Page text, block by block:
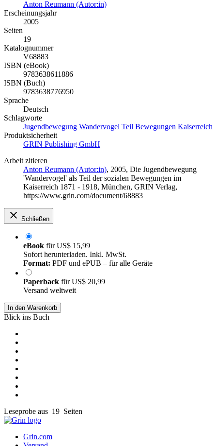
Anton Reumann (Autor:in)
Erscheinungsjahr
2005
Seiten
19
Katalognummer
V68883
ISBN (eBook)
9783638611886
ISBN (Buch)
9783638776950
Sprache
Deutsch
Schlagworte
Jugendbewegung Wandervogel Teil Bewegungen Kaiserreich
Produktsicherheit
GRIN Publishing GmbH
Arbeit zitieren
Anton Reumann (Autor:in), 2005, Die Jugendbewegung
'Wandervogel' als Teil der sozialen Bewegungen im
Kaiserreich 1871 - 1918, München, GRIN Verlag,
https://www.grin.com/document/68883
Schließen
eBook fürUS$ 15,99
Sofort herunterladen. Inkl. MwSt.
Format: PDF und ePUB – für alle Geräte
Paperback fürUS$ 20,99
Versand weltweit
In den Warenkorb
Blick ins Buch
Leseprobe aus 19 Seiten
Grin.com